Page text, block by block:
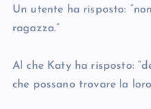
Un utente ha risposto:
ragazza.”
Al che Katy ha risposto:
che possano trovare la loro